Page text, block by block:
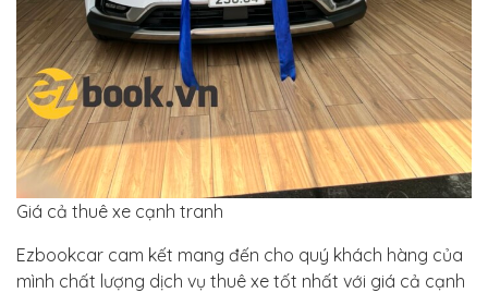
Giá cả thuê xe cạnh tranh
Ezbookcar cam kết mang đến cho quý khách hàng của
mình chất lượng dịch vụ thuê xe tốt nhất với giá cả cạnh